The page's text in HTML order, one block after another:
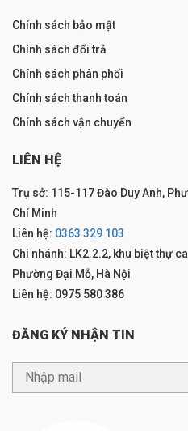
Chính sách bảo mật
Chính sách đổi trả
Chính sách phân phối
Chính sách thanh toán
Chính sách vận chuyển
LIÊN HỆ
Trụ sở: 115-117 Đào Duy Anh,
Chí Minh
Liên hệ: 0363 329 103
Chi nhánh: LK2.2.2, khu biệt thự
Phường Đại Mỗ, Hà Nội
Liên hệ: 0975 580 386
ĐĂNG KÝ NHẬN TIN